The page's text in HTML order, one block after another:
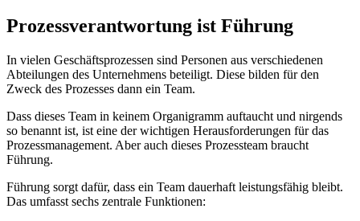
Prozessverantwortung ist Führung
In vielen Geschäftsprozessen sind Personen aus verschiedenen
Abteilungen des Unternehmens beteiligt. Diese bilden für den
Zweck des Prozesses dann ein Team.
Dass dieses Team in keinem Organigramm auftaucht und nirgends
so benannt ist, ist eine der wichtigen Herausforderungen für das
Prozessmanagement. Aber auch dieses Prozessteam braucht
Führung.
Führung sorgt dafür, dass ein Team dauerhaft leistungsfähig bleibt.
Das umfasst sechs zentrale Funktionen: